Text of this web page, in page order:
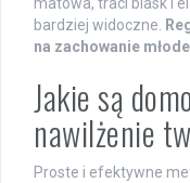
bardziej widoczne.
na zachowanie
Jakie są
nawilżenie
Proste i efektywne